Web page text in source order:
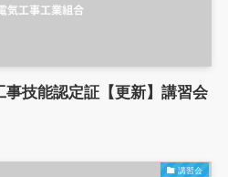
事技能認定証【更新】講習会
講習会